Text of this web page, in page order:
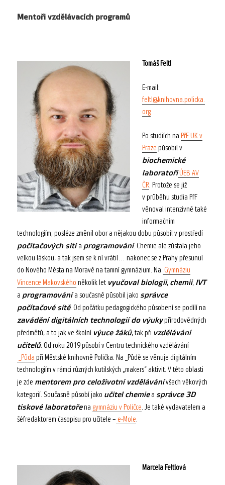
Mentoři vzdělávacích programů
Tomáš Feltl
E-mail:
feltl@knihovna.policka.
org
Po studiích na PřF UK v
Praze působil v
biochemické
laboratořiÚEB AV
ČR. Protože se již
v průběhu studia PřF
věnoval intenzivně také
informačním
technologiím, posléze změnil obor a nějakou dobu působil v prostředí
počítačových sítía programování. Chemie ale zůstala jeho
velkou láskou, a tak jsem se k ní vrátil… nakonec se z Prahy přesunul
do Nového Města na Moravě na tamní gymnázium. Na Gymnáziu
Vincence Makovského několik let vyučoval biologii, chemii, IVT
a programovánía současně působil jako správce
počítačové sítě. Od počátku pedagogického působení se podílí na
zavádění digitálních technologií do výukypřírodovědných
předmětů, a to jak ve školní výuce žáků, tak při vzdělávání
učitelů. Od roku 2019 působí v Centru technického vzdělávání
_Půda při Městské knihovně Polička. Na _Půdě se věnuje digitálním
technologiím v rámci různých kutilských „makers“ aktivit. V této oblasti
je zde mentorem pro celoživotní vzdělávánívšech věkových
kategorií. Současně působí jako učitel chemiea správce 3D
tiskové laboratořena gymnáziu v Poličce. Je také vydavatelem a
šéfredaktorem časopisu pro učitele – e-Mole.
Marcela Feltlová